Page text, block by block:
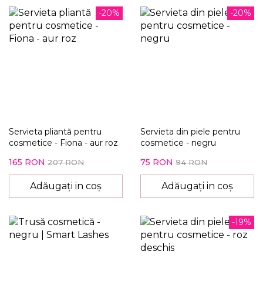
-20%
Servieta pliantă pentru
cosmetice - Fiona - aur roz
165 RON 207 RON
Adăugați in coș
-20%
Servieta din piele pentru
cosmetice - negru
75 RON 94 RON
Adăugați in coș
-19%